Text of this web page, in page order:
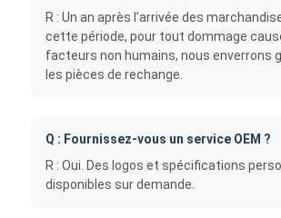
R : Un an après l’arrivée des
cette période, pour tout dommage
facteurs non humains, nous enverrons
les pièces de rechange.
Q : Fournissez-vous un service OEM ?
R : Oui. Des logos et spécifications
disponibles sur demande.